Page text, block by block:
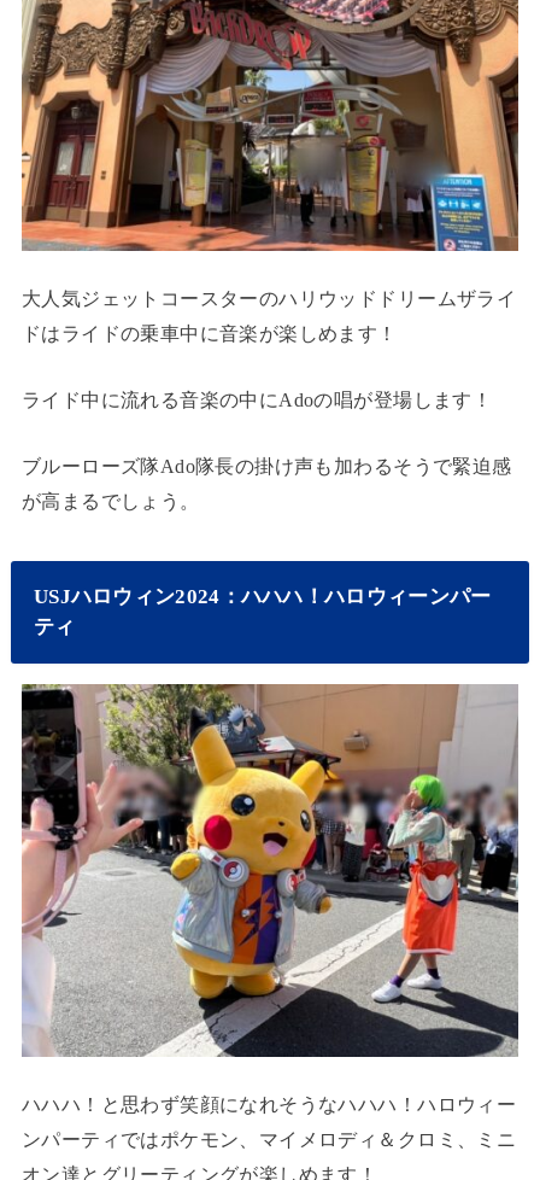
大人気ジェットコースターのハリウッドドリームザライ
ドはライドの乗車中に音楽が楽しめます！
ライド中に流れる音楽の中にAdoの唱が登場します！
ブルーローズ隊Ado隊長の掛け声も加わるそうで緊迫感
が高まるでしょう。
USJハロウィン2024：ハハハ！ハロウィーンパー
ティ
ハハハ！と思わず笑顔になれそうなハハハ！ハロウィー
ンパーティではポケモン、マイメロディ＆クロミ、ミニ
オン達とグリーティングが楽しめます！